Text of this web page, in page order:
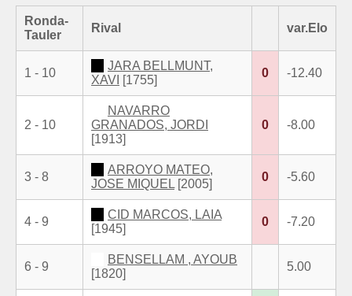
Ronda-
Tauler
Rival var.Elo
1 - 10
JARA BELLMUNT,
XAVI [1755]
0 -12.40
2 - 10
NAVARRO
GRANADOS, JORDI
[1913]
0 -8.00
3 - 8
ARROYO MATEO,
JOSE MIQUEL [2005]
0 -5.60
4 - 9
CID MARCOS, LAIA
[1945]
0 -7.20
6 - 9
BENSELLAM , AYOUB
[1820]
5.00